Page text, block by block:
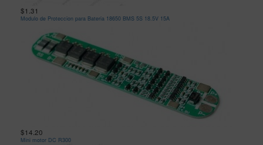
$1.31
Modulo de Proteccion para Bateria 18650 BMS 5S 18.5V 15A
$14.20
Mini motor DC R300